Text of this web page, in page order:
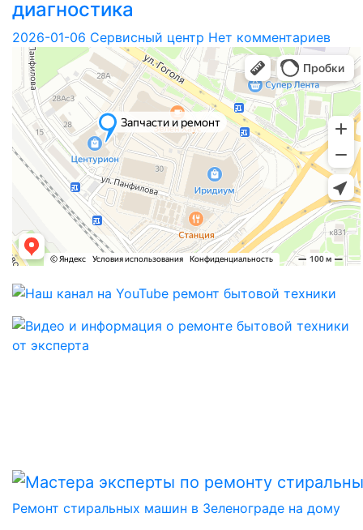
диагностика
2026-01-06 Сервисный центр Нет комментариев
Ремонт стиральных машин в Зеленограде на дому